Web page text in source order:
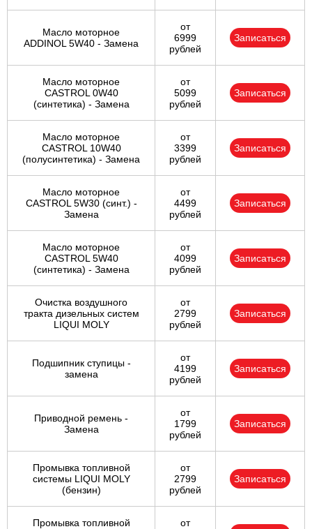
Масло моторное
ADDINOL 5W40 - Замена
от
6999
рублей
Записаться
Масло моторное
CASTROL 0W40
(синтетика) - Замена
от
5099
рублей
Записаться
Масло моторное
CASTROL 10W40
(полусинтетика) - Замена
от
3399
рублей
Записаться
Масло моторное
CASTROL 5W30 (синт.) -
Замена
от
4499
рублей
Записаться
Масло моторное
CASTROL 5W40
(синтетика) - Замена
от
4099
рублей
Записаться
Очистка воздушного
тракта дизельных систем
LIQUI MOLY
от
2799
рублей
Записаться
Подшипник ступицы -
замена
от
4199
рублей
Записаться
Приводной ремень -
Замена
от
1799
рублей
Записаться
Промывка топливной
системы LIQUI MOLY
(бензин)
от
2799
рублей
Записаться
Промывка топливной
от